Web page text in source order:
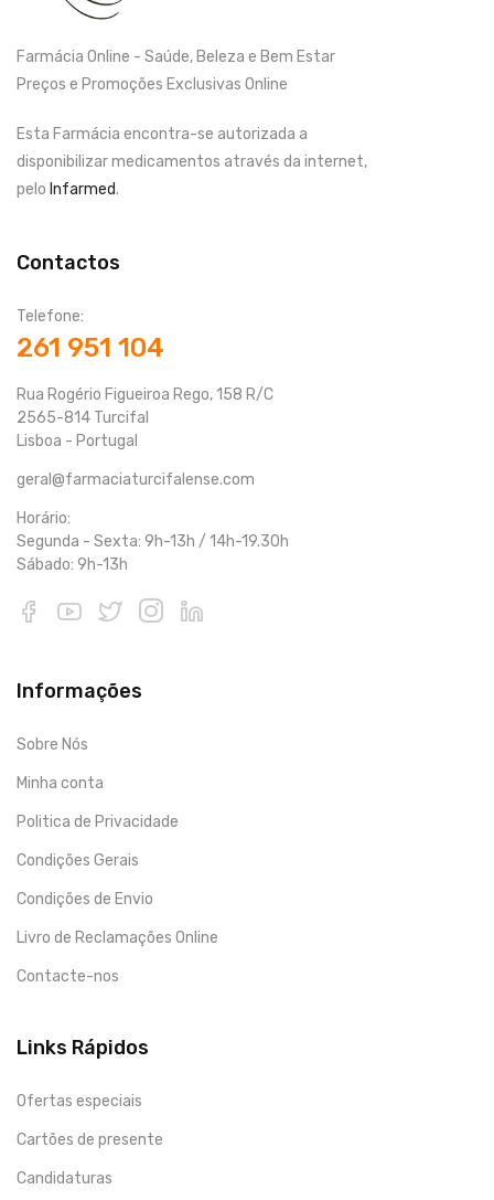
Farmácia Online - Saúde, Beleza e Bem Estar
Preços e Promoções Exclusivas Online
Esta Farmácia encontra-se autorizada a
disponibilizar medicamentos através da internet,
pelo Infarmed.
Contactos
Telefone:
261 951 104
Rua Rogério Figueiroa Rego, 158 R/C
2565-814 Turcifal
Lisboa - Portugal
geral@farmaciaturcifalense.com
Horário:
Segunda - Sexta: 9h-13h / 14h-19.30h
Sábado: 9h-13h
Informações
Sobre Nós
Minha conta
Politica de Privacidade
Condições Gerais
Condições de Envio
Livro de Reclamações Online
Contacte-nos
Links Rápidos
Ofertas especiais
Cartões de presente
Candidaturas